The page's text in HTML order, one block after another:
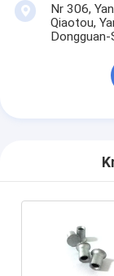
Nr 306,
Qiaotou,